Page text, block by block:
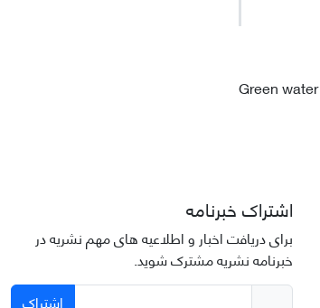
Green water
اشتراک خبرنامه
برای دریافت اخبار و اطلاعیه های مهم نشریه در
خبرنامه نشریه مشترک شوید.
اشتراک